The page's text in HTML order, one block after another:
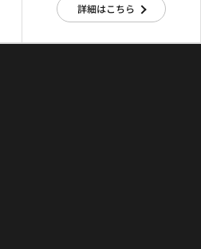
詳細はこちら